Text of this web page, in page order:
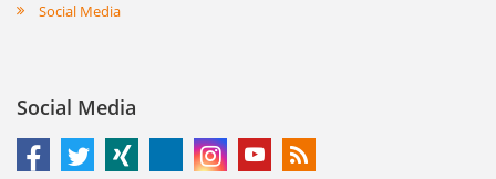
Social Media
Social Media